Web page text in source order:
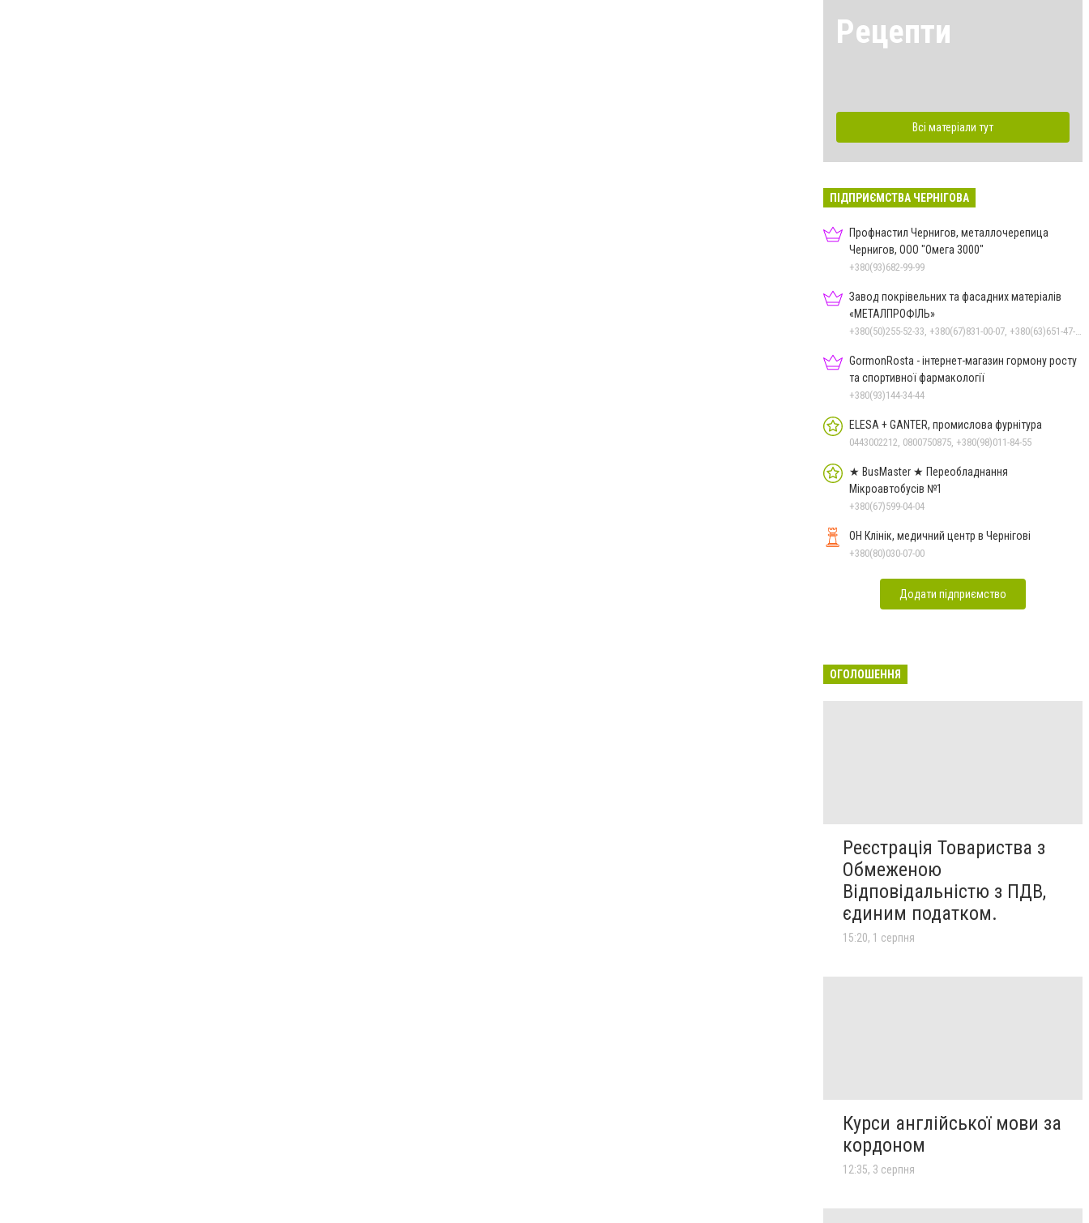
Рецепти
Всі матеріали тут
ПІДПРИЄМСТВА ЧЕРНІГОВА
Профнастил Чернигов, металлочерепица
Чернигов, ООО "Омега 3000"
+380(93)682-99-99
Завод покрівельних та фасадних матеріалів
«МЕТАЛПРОФІЛЬ»
GormonRosta - інтернет-магазин гормону росту
та спортивної фармакології
+380(93)144-34-44
ELESA + GANTER, промислова фурнітура
0443002212, 0800750875, +380(98)011-84-55
★ BusMaster ★ Переобладнання
Мікроавтобусів №1
+380(67)599-04-04
ОН Клінік, медичний центр в Чернігові
+380(80)030-07-00
Додати підприємство
ОГОЛОШЕННЯ
Реєстрація Товариства з
Обмеженою
Відповідальністю з ПДВ,
єдиним податком.
15:20, 1 серпня
Курси англійської мови за
кордоном
12:35, 3 серпня